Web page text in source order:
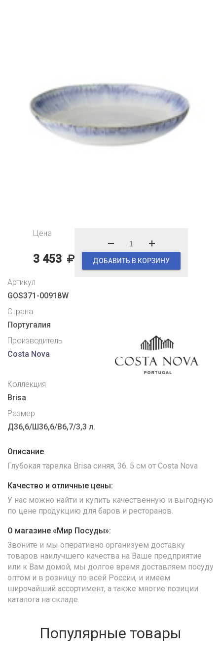
Цена
3 453 ДОБАВИТЬ В КОРЗИНУ
Артикул
GOS371-00918W
Страна
Португалия
Производитель
Costa Nova
Коллекция
Brisa
Размер
Д36,6/Ш36,6/В6,7/3,3 л.
Описание
Глубокая тарелка Brisa синяя, 36. 5 см от Costa Nova
Качество и отличные цены:
У нас можно найти и купить качественную и выгодную
по цене продукцию для баров и ресторанов.
О магазине «Мир Посуды»:
Звоните и мы оперативно организуем доставку
товаров наилучшего качества на Ваше предприятие
или к Вам домой, мы долгое время доставляем посуду
оптом и в розницу по всей России, и имеем
широчайший ассортимент, а также многие позиции
каталога на складе.
Популярные товары